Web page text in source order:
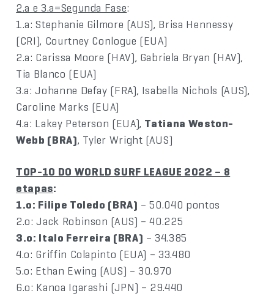
2.a e 3.a=Segunda Fase:
1.a: Stephanie Gilmore (AUS), Brisa Hennessy
(CRI), Courtney Conlogue (EUA)
2.a: Carissa Moore (HAV), Gabriela Bryan (HAV),
Tia Blanco (EUA)
3.a: Johanne Defay (FRA), Isabella Nichols (AUS),
Caroline Marks (EUA)
4.a: Lakey Peterson (EUA), Tatiana Weston-
Webb (BRA), Tyler Wright (AUS)
TOP-10 DO WORLD SURF LEAGUE 2022 – 8
etapas:
1.o: Filipe Toledo (BRA) – 50.040 pontos
2.o: Jack Robinson (AUS) – 40.225
3.o: Italo Ferreira (BRA) – 34.385
4.o: Griffin Colapinto (EUA) – 33.480
5.o: Ethan Ewing (AUS) – 30.970
6.o: Kanoa Igarashi (JPN) – 29.440